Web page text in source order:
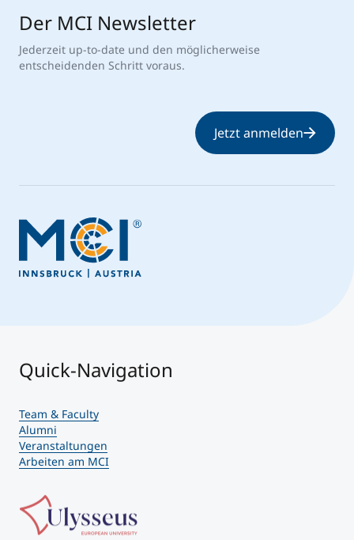
Der MCI Newsletter
Jederzeit up-to-date und den möglicherweise
entscheidenden Schritt voraus.
Jetzt anmelden
Quick-Navigation
Team & Faculty
Alumni
Veranstaltungen
Arbeiten am MCI